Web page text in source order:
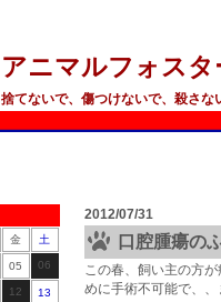
アニマルフォス
捨てないで、傷つけないで、殺さ
金 土
05 06
12 13
2012/07/31
口腔腫瘍の
この春、飼い主の方
めに手術不可能で、